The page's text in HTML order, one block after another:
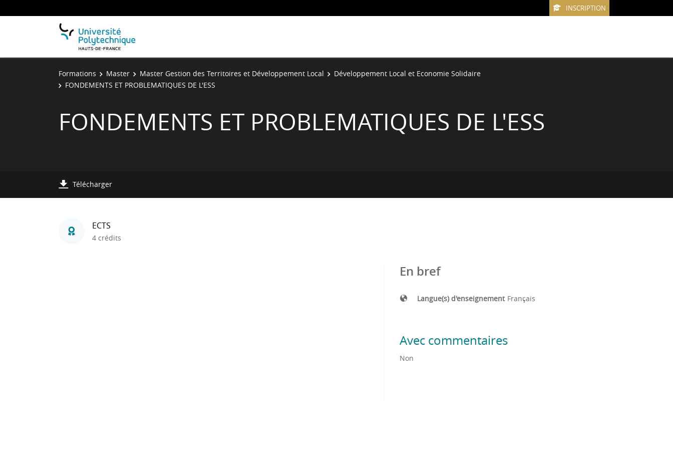
INSCRIPTION
Formations Master Master Gestion des Territoires et Développement Local
Développement Local et Economie Solidaire
FONDEMENTS ET PROBLEMATIQUES DE L'ESS
FONDEMENTS ET PROBLEMATIQUES DE L'ESS
Télécharger
ECTS
4 crédits
En bref
Langue(s) d'enseignement Français
Avec commentaires
Non